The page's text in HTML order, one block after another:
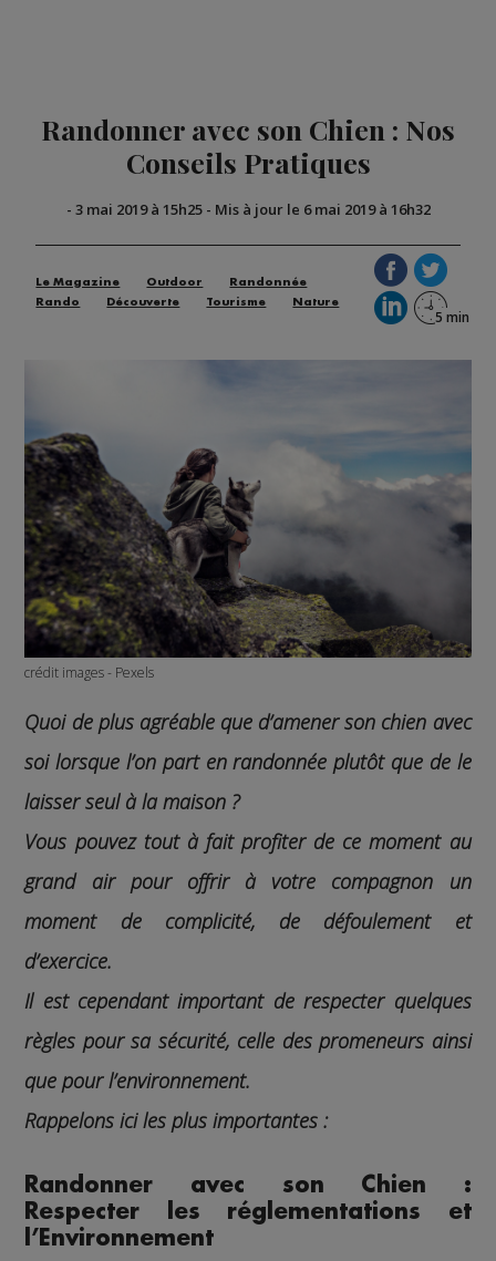
Randonner avec son Chien : Nos
Conseils Pratiques
- 3 mai 2019 à 15h25- Mis à jour le 6 mai 2019 à 16h32
Le Magazine Outdoor
Randonnée
Rando
Découverte Tourisme Nature
crédit images - Pexels
Quoi de plus agréable que d’amener son chien avec
soi lorsque l’on part en randonnée plutôt que de le
laisser seul à la maison ?
Vous pouvez tout à fait profiter de ce moment au
grand air pour offrir à votre compagnon un
moment de complicité, de défoulement et
d’exercice.
Il est cependant important de respecter quelques
règles pour sa sécurité, celle des promeneurs ainsi
que pour l’environnement.
Rappelons ici les plus importantes:
Randonner avec son Chien :
Respecter les réglementations et
l’Environnement